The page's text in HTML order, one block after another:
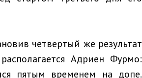
четвертый же результат
Адриен Фурмо:
пятым временем на допе.